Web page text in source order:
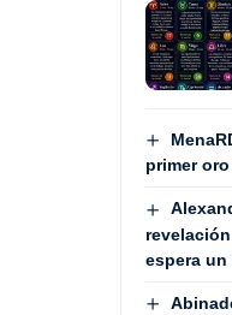
primer
espera un